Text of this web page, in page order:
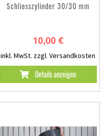
Schliesszylinder 30/30 mm
10,00 €
inkl. MwSt. zzgl. Versandkosten
Details anzeigen